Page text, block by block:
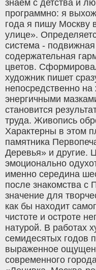
знаем с детства и
программно: я
года я пишу Москву
улице».
система -
содержательная
цветов.
художник пишет
непосредственно
энергичными
становится
труда. Живопись
Характерны в этом
памятника
Деревья» и другие.
эмоционально
именно середина
после знакомства с
значение для
как бы находит
чистоте и остроте
натурой. В работах
семидесятых годов
выраженное
современного